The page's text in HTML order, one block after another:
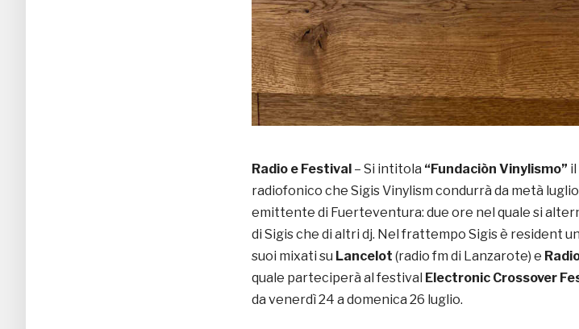
Radio e Festival – Si intitola “Fundaciòn Vinylismo”
radiofonico che Sigis Vinylism condurrà da metà luglio
emittente di Fuerteventura: due ore nel quale si
di Sigis che di altri dj. Nel frattempo Sigis è resident
suoi mixati su Lancelot (radio fm di Lanzarote) e
quale parteciperà al festival Electronic Crossover
da venerdì 24 a domenica 26 luglio.